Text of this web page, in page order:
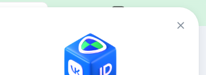
Авторизация
Сейчас онлайн